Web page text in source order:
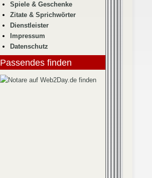
Spiele & Geschenke
Zitate & Sprichwörter
Dienstleister
Impressum
Datenschutz
Passendes finden